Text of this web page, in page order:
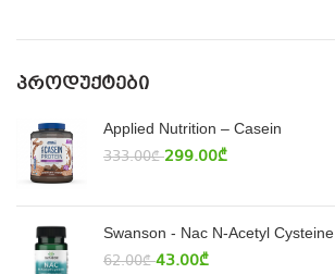
ᲞᲠᲝᲓᲣᲥᲢᲔᲑᲘ
Applied Nutrition – Casein
333.00₾ 299.00₾
Swanson - Nac N-Acetyl Cysteine
62.00₾ 43.00₾